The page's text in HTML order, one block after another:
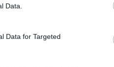
Data.
Data for Targeted